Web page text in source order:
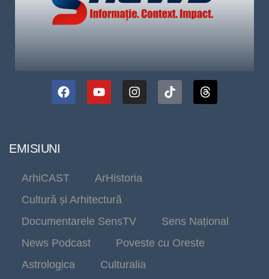
EMISIUNI
ArhiCAST
ArHistoria
Cultură și Arhitectură
Documentarele SensTV
Sens Național
News Podcast
Poveste cu Oreste
Astrologica
Culturalia